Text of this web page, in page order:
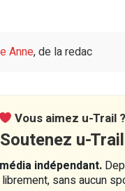
Anne, de la redac
Vous aimez u-Trail ?
Soutenez u-Trail
indépendant.
sans aucun